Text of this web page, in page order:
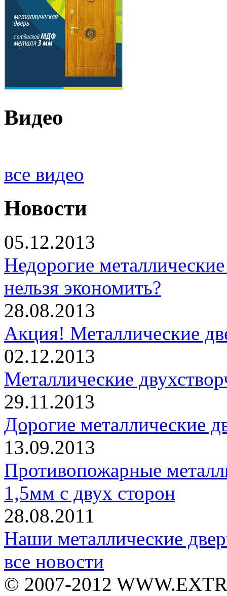
Видео
все видео
Новости
05.12.2013
Недорогие
нельзя экономить?
28.08.2013
Акция! Металлические
02.12.2013
Металлические
29.11.2013
Дорогие металлические
13.09.2013
Противопожарные
1,5мм с двух сторон
28.08.2011
Наши металлические
все новости
© 2007-2012